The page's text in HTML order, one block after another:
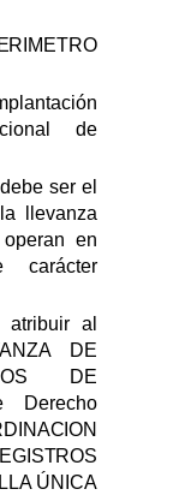
de
ser el
llevanza
en
carácter
al
DE
DE
Derecho
ÚNICA